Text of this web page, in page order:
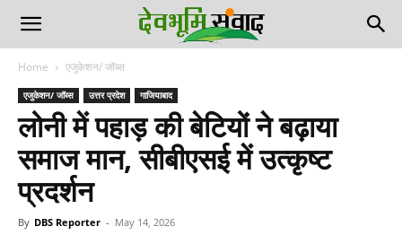
Home एजुकेशन/ जॉब्स
एजुकेशन/ जॉब्स उत्तर प्रदेश गाजियाबाद
लोनी में पहाड़ की बेटियों ने बढ़ाया
समाज मान, सीबीएसई में उत्कृष्ट
प्रदर्शन
By DBS Reporter - May 14, 2026